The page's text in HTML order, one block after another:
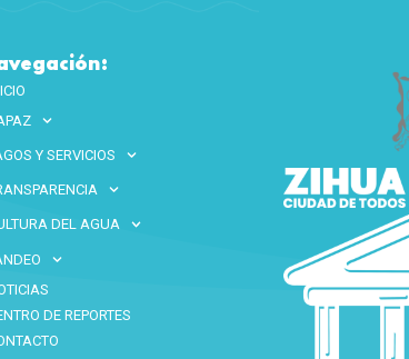
Y SERVICIOS
DEL AGUA
DE REPORTES